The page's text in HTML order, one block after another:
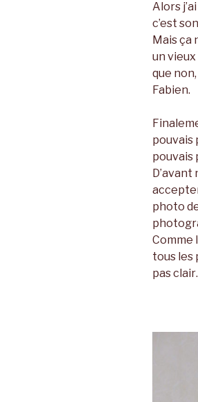
Alors
c’est
Mais ça
un
que
Fabien.
pouvais
pouvais
photo
Comme
tous les
pas